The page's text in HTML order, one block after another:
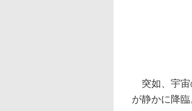
突如、宇宙
が静かに降